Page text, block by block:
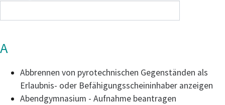
A
Abbrennen von pyrotechnischen Gegenständen als
Erlaubnis- oder Befähigungsscheininhaber anzeigen
Abendgymnasium - Aufnahme beantragen